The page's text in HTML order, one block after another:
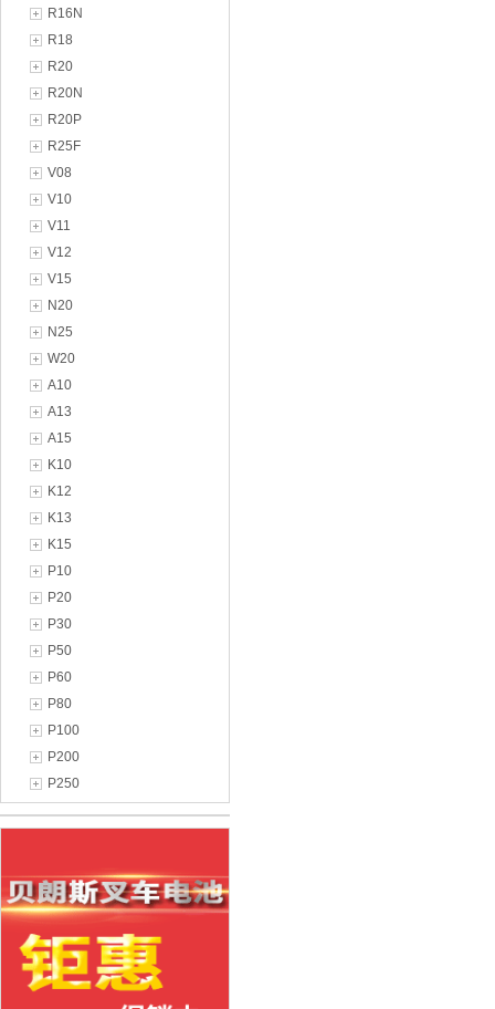
R16N
R18
R20
R20N
R20P
R25F
V08
V10
V11
V12
V15
N20
N25
W20
A10
A13
A15
K10
K12
K13
K15
P10
P20
P30
P50
P60
P80
P100
P200
P250